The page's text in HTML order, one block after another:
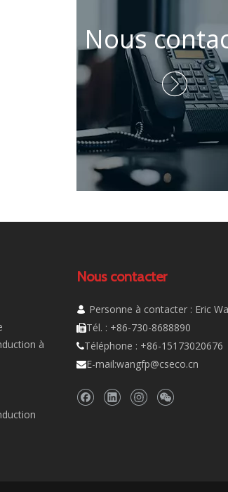
Nous

à
Nous contacter
 Personne à contacter : Eric
Tél. : +86-730-8688890
Téléphone : +86-15173020676
E-mail:wangfp@cseco.cn